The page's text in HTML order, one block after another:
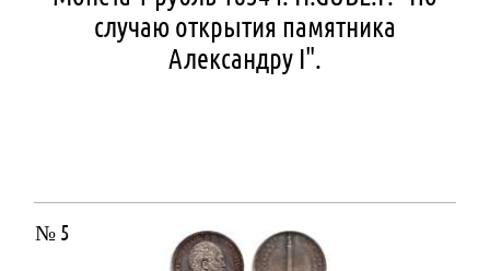
случаю открытия памятника
Александру I".
№ 5